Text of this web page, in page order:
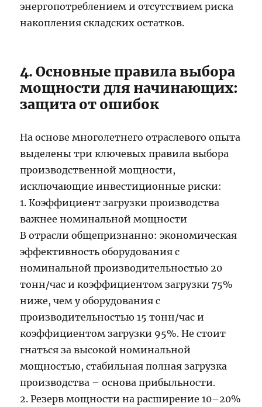
энергопотреблением и отсутствием риска
накопления складских остатков.
4. Основные правила выбора
мощности для начинающих:
защита от ошибок
На основе многолетнего отраслевого опыта
выделены три ключевых правила выбора
производственной мощности,
исключающие инвестиционные риски:
1. Коэффициент загрузки производства
важнее номинальной мощности
В отрасли общепризнанно: экономическая
эффективность оборудования с
номинальной производительностью 20
тонн/час и коэффициентом загрузки 75%
ниже, чем у оборудования с
производительностью 15 тонн/час и
коэффициентом загрузки 95%. Не стоит
гнаться за высокой номинальной
мощностью, стабильная полная загрузка
производства – основа прибыльности.
2. Резерв мощности на расширение 10–20%